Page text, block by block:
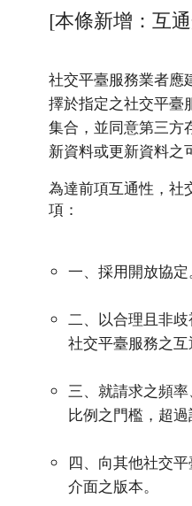
[本條新增：互
社交平臺服務業者應
擇於指定之社交平臺
集合，並同意第三方
新資料或更新資料之
為達前項互通性，社
項：
一、採用開放協定
二、以合理且非
社交平臺服務之互
三、就請求之頻
比例之門檻，超過
四、向其他社交
介面之版本。